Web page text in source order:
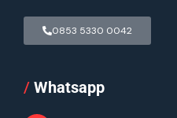
0853 5330 0042
/ Whatsapp